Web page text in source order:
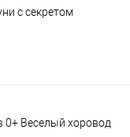
с секретом
0+ Веселый хоровод